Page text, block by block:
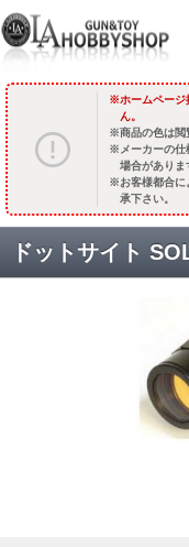
ホームペー
ん。
商品の色は閲
メーカーの
場合がありま
お客様都合
承下さい。